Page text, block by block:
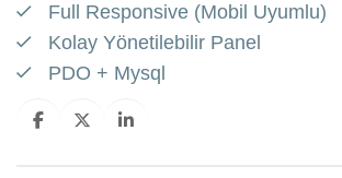
Full Responsive (Mobil Uyumlu)
Kolay Yönetilebilir Panel
PDO + Mysql